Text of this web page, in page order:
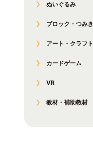
ぬいぐるみ
ブロック・つみき
アート・クラフト
カードゲーム
VR
教材・補助教材